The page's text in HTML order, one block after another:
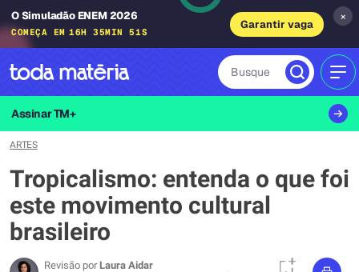
O Simuladão ENEM 2026
COMEÇA EM 16H 35MIN 50S
Garantir vaga
×
Busque
Assinar TM+
ARTES
Tropicalismo: entenda o que foi
este movimento cultural
brasileiro
Revisão por Laura Aidar